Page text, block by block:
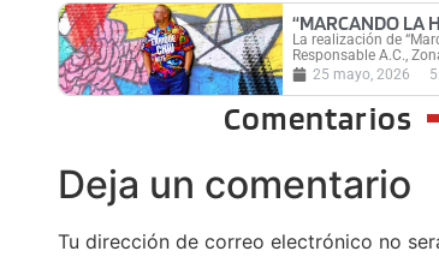
“MARCANDO LA
La realización de
Responsable A.C.,
25 mayo, 2026
Comentarios
Deja un comentario
Tu dirección de correo electrónico no